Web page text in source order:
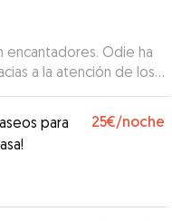
encantadores. Odie ha
a la atención de los
Son la mejor opción sin
¡Repetiremos
para
25€/noche